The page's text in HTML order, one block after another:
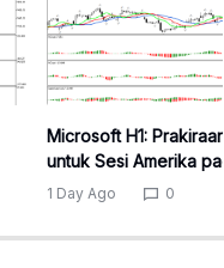
Microsoft H1:
untuk Sesi Amerika
1 Day Ago 0